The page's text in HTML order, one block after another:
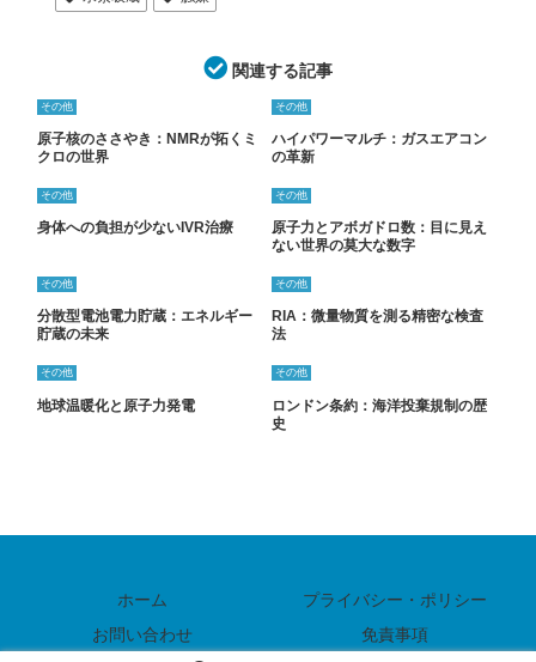
関連する記事
その他
原子核のささやき：NMRが拓くミ
クロの世界
その他
ハイパワーマルチ：ガスエアコン
の革新
その他
身体への負担が少ないIVR治療
その他
原子力とアボガドロ数：目に見え
ない世界の莫大な数字
その他
分散型電池電力貯蔵：エネルギー
貯蔵の未来
その他
RIA：微量物質を測る精密な検査
法
その他
地球温暖化と原子力発電
その他
ロンドン条約：海洋投棄規制の歴
史
ホーム
プライバシー・ポリシー
お問い合わせ
免責事項